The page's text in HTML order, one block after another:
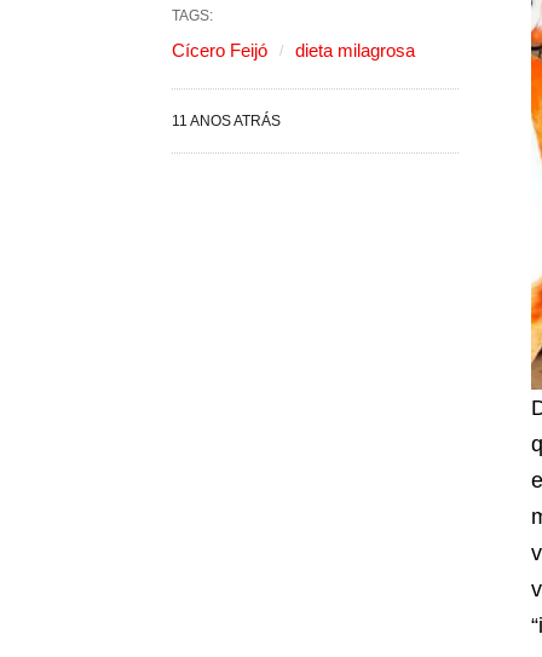
TAGS:
Cícero Feijó dieta milagrosa
11 ANOS ATRÁS